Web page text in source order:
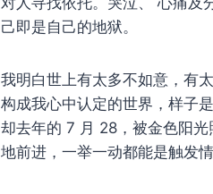
己即是自己的地狱。
我明白世上有太多不如意，有
构成我心中认定的世界，样子
却去年的 7 月 28，被金色阳
地前进，一举一动都能是触发情